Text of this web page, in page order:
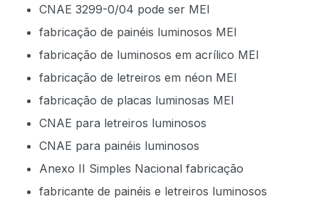
CNAE 3299-0/04 pode ser MEI
fabricação de painéis luminosos MEI
fabricação de luminosos em acrílico MEI
fabricação de letreiros em néon MEI
fabricação de placas luminosas MEI
CNAE para letreiros luminosos
CNAE para painéis luminosos
Anexo II Simples Nacional fabricação
fabricante de painéis e letreiros luminosos